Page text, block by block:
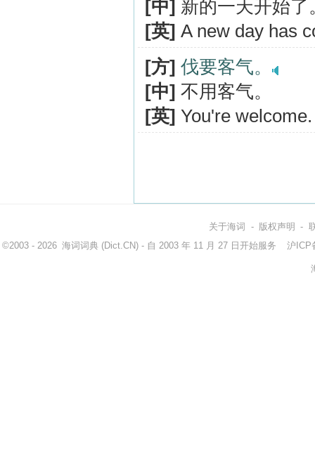
[中] 新的一天开始了
[英] A new day has
[方] 伐要客气。
[中] 不用客气。
[英] You're welcome.
关于海词 - 版权声明 -
©2003 - 2026 海词词典 (Dict.CN) - 自 2003 年 11 月 27 日开始服务 沪ICP